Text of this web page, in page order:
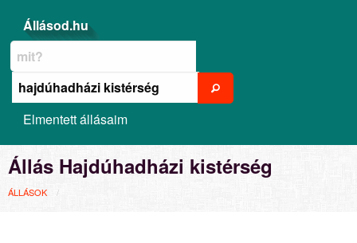
Állásod.hu
Elmentett állásaim
Állás Hajdúhadházi kistérség
ÁLLÁSOK